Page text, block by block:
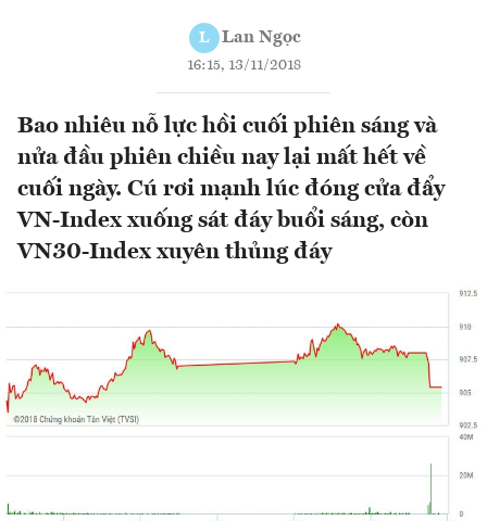
L Lan Ngọc
16:15, 13/11/2018
Bao nhiêu nỗ lực hồi cuối phiên sáng và
nửa đầu phiên chiều nay lại mất hết về
cuối ngày. Cú rơi mạnh lúc đóng cửa đẩy
VN-Index xuống sát đáy buổi sáng, còn
VN30-Index xuyên thủng đáy